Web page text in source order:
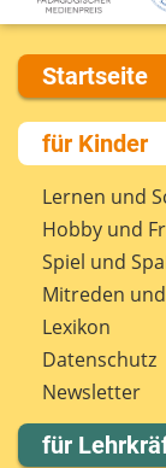
Startseite
Über uns
Presse
Kontakt
Impressum
Internet-ABC
für Kinder
Lernen und
Hobby und
Spiel und
Mitreden
Lexikon
Datenschutz
Newsletter
für